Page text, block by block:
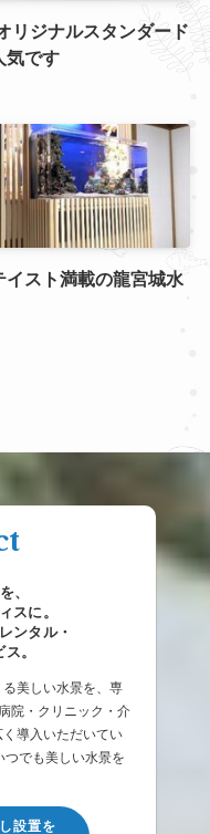
リジナルスタンダード
気です
イスト満載の龍宮城水
、
スに。
ンタル・
。
美しい水景を、専
院・クリニック・介
導入いただいてい
つでも美しい水景を
設置を